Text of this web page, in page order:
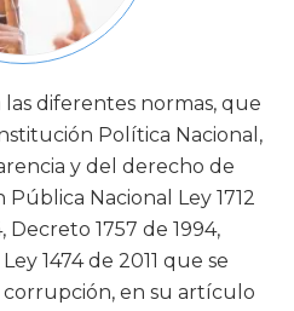
diferentes normas, que
Política Nacional,
y del derecho de
Nacional Ley 1712
Decreto 1757 de 1994,
1474 de 2011 que se
en su artículo